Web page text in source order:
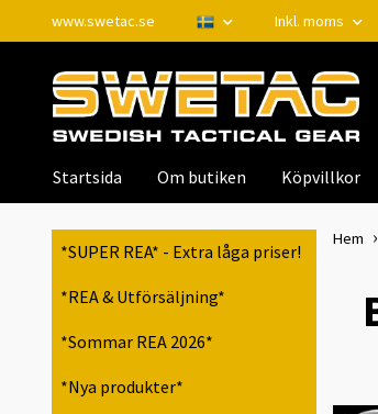
www.swetac.se Inkl. moms
Startsida Om butiken Köpvillkor
*SUPER REA* - Extra låga priser!
*REA & Utförsäljning*
*Sommar REA 2026*
*Nya produkter*
Hem